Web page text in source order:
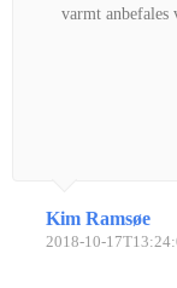
varmt anbefales
Kim Ramsøe
2018-10-